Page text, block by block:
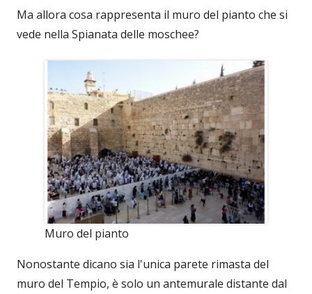
Ma allora cosa rappresenta il muro del pianto che si
vede nella Spianata delle moschee?
Muro del pianto
Nonostante dicano sia l'unica parete rimasta del
muro del Tempio, è solo un antemurale distante dal